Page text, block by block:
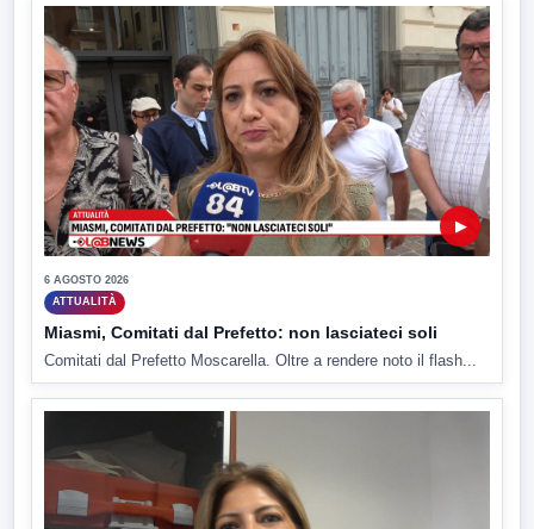
▶
6 AGOSTO 2026
ATTUALITÀ
Miasmi, Comitati dal Prefetto: non lasciateci soli
Comitati dal Prefetto Moscarella. Oltre a rendere noto il flash...